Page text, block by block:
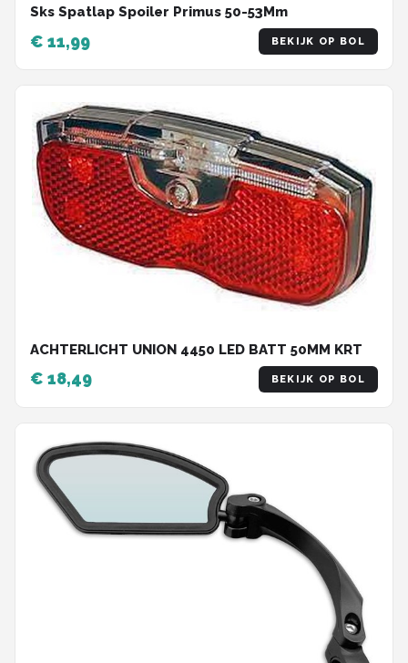
Sks Spatlap Spoiler Primus 50-53Mm
€ 11,99 BEKIJK OP BOL
ACHTERLICHT UNION 4450 LED BATT 50MM KRT
€ 18,49 BEKIJK OP BOL